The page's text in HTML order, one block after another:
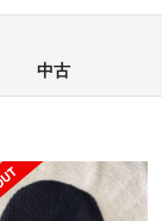
中古